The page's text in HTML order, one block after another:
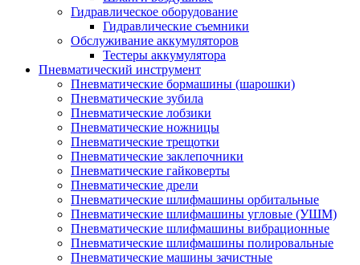
Гидравлическое оборудование
Гидравлические съемники
Обслуживание аккумуляторов
Тестеры аккумулятора
Пневматический инструмент
Пневматические бормашины (шарошки)
Пневматические зубила
Пневматические лобзики
Пневматические ножницы
Пневматические трещотки
Пневматические заклепочники
Пневматические гайковерты
Пневматические дрели
Пневматические шлифмашины орбитальные
Пневматические шлифмашины угловые (УШМ)
Пневматические шлифмашины вибрационные
Пневматические шлифмашины полировальные
Пневматические машины зачистные